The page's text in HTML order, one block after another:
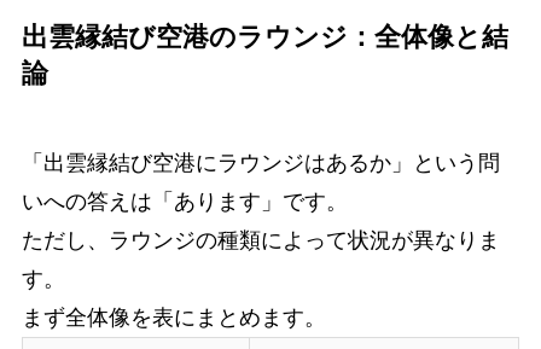
出雲縁結び空港のラウンジ：全体像と結
論
「出雲縁結び空港にラウンジはあるか」という問
いへの答えは「あります」です。
ただし、ラウンジの種類によって状況が異なりま
す。
まず全体像を表にまとめます。